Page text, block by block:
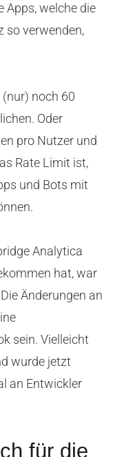
Apps, welche die
so verwenden,
noch 60
Oder
pro Nutzer und
Rate Limit ist,
und Bots mit
Analytica
hat, war
Änderungen an
sein. Vielleicht
wurde jetzt
an Entwickler
für die